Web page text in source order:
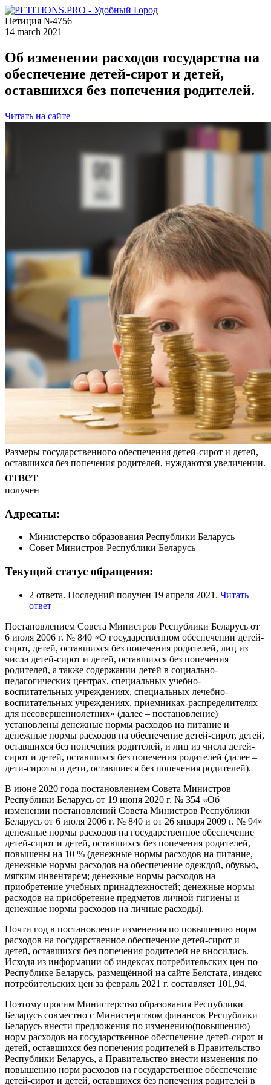
Петиция №4756
14 march 2021
Об изменении расходов государства на
обеспечение детей-сирот и детей,
оставшихся без попечения родителей.
Читать на сайте
Размеры государственного обеспечения детей-сирот и детей,
оставшихся без попечения родителей, нуждаются увеличении.
ответ
получен
Адресаты:
Министерство образования Республики Беларусь
Совет Министров Республики Беларусь
Текущий статус обращения:
2 ответа. Последний получен 19 апреля 2021. Читать
ответ
Постановлением Совета Министров Республики Беларусь от
6 июля 2006 г. № 840 «О государственном обеспечении детей-
сирот, детей, оставшихся без попечения родителей, лиц из
числа детей-сирот и детей, оставшихся без попечения
родителей, а также содержании детей в социально-
педагогических центрах, специальных учебно-
воспитательных учреждениях, специальных лечебно-
воспитательных учреждениях, приемниках-распределителях
для несовершеннолетних» (далее – постановление)
установлены денежные нормы расходов на питание и
денежные нормы расходов на обеспечение детей-сирот, детей,
оставшихся без попечения родителей, и лиц из числа детей-
сирот и детей, оставшихся без попечения родителей (далее –
дети-сироты и дети, оставшиеся без попечения родителей).
В июне 2020 года постановлением Совета Министров
Республики Беларусь от 19 июня 2020 г. № 354 «Об
изменении постановлений Совета Министров Республики
Беларусь от 6 июля 2006 г. № 840 и от 26 января 2009 г. № 94»
денежные нормы расходов на государственное обеспечение
детей-сирот и детей, оставшихся без попечения родителей,
повышены на 10 % (денежные нормы расходов на питание,
денежные нормы расходов на обеспечение одеждой, обувью,
мягким инвентарем; денежные нормы расходов на
приобретение учебных принадлежностей; денежные нормы
расходов на приобретение предметов личной гигиены и
денежные нормы расходов на личные расходы).
Почти год в постановление изменения по повышению норм
расходов на государственное обеспечение детей-сирот и
детей, оставшихся без попечения родителей не вносились.
Исходя из информации об индексах потребительских цен по
Республике Беларусь, размещённой на сайте Белстата, индекс
потребительских цен за февраль 2021 г. составляет 101,94.
Поэтому просим Министерство образования Республики
Беларусь совместно с Министерством финансов Республики
Беларусь внести предложения по изменению(повышению)
норм расходов на государственное обеспечение детей-сирот и
детей, оставшихся без попечения родителей в Правительство
Республики Беларусь, а Правительство внести изменения по
повышению норм расходов на государственное обеспечение
детей-сирот и детей, оставшихся без попечения родителей в